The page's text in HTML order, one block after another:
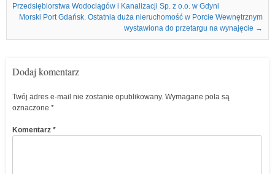
Przedsiębiorstwa Wodociągów i Kanalizacji Sp. z o.o. w Gdyni
Morski Port Gdańsk. Ostatnia duża nieruchomość w Porcie Wewnętrznym
wystawiona do przetargu na wynajęcie →
Dodaj komentarz
Twój adres e-mail nie zostanie opublikowany. Wymagane pola są
oznaczone *
Komentarz *